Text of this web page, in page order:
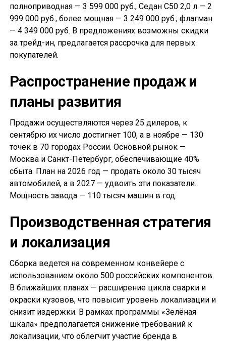
полноприводная — 3 599 000 руб.; Седан С50 2,0 л — 2
999 000 руб., более мощная — 3 249 000 руб.; флагман
— 4 349 000 руб. В предложениях возможны скидки
за трейд-ин, предлагается рассрочка для первых
покупателей.
Распространение продаж и
планы развития
Продажи осуществляются через 25 дилеров, к
сентябрю их число достигнет 100, а в ноябре — 130
точек в 70 городах России. Основной рынок —
Москва и Санкт-Петербург, обеспечивающие 40%
сбыта. План на 2026 год — продать около 30 тысяч
автомобилей, а в 2027 — удвоить эти показатели.
Мощность завода — 110 тысяч машин в год.
Производственная стратегия
и локализация
Сборка ведется на современном конвейере с
использованием около 500 российских компонентов.
В ближайших планах — расширение цикла сварки и
окраски кузовов, что повысит уровень локализации и
снизит издержки. В рамках программы «Зелёная
шкала» предполагается снижение требований к
локализации, что облегчит участие бренда в